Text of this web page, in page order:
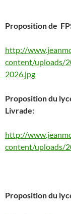
Proposition de
http://
content/uploads/
2026.jpg
Proposition du
Livrade:
http://
content/uploads/
Proposition du